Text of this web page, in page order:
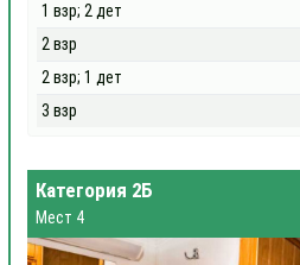
1 взр; 2 дет
2 взр
2 взр; 1 дет
3 взр
Категория 2Б
Мест 4